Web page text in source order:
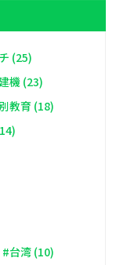
(25)
機 (23)
教育 (18)
#台湾 (10)